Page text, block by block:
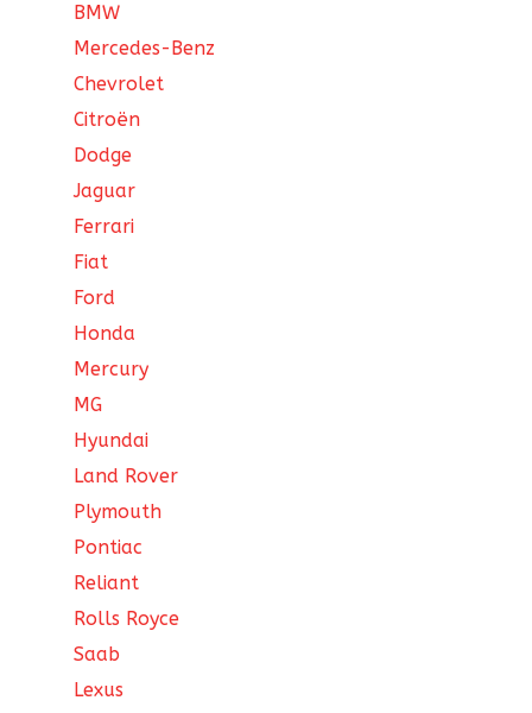
BMW
Mercedes-Benz
Chevrolet
Citroën
Dodge
Jaguar
Ferrari
Fiat
Ford
Honda
Mercury
MG
Hyundai
Land Rover
Plymouth
Pontiac
Reliant
Rolls Royce
Saab
Lexus